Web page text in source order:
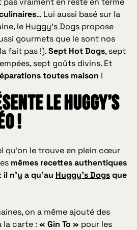
… Lui aussi basé sur la
le Huggy’s Dogspropose
gourmets que le sont nos
fait pas !).Sept Hot Dogs, sept
sept goûts divins. Et
toutes maison !
le Huggy’s
!
qu’on le trouve en plein cœur
mêmes recettes authentiques
il n’y a qu’au Huggy’s Dogsque
on a même ajouté des
carte : « Gin To » pour les